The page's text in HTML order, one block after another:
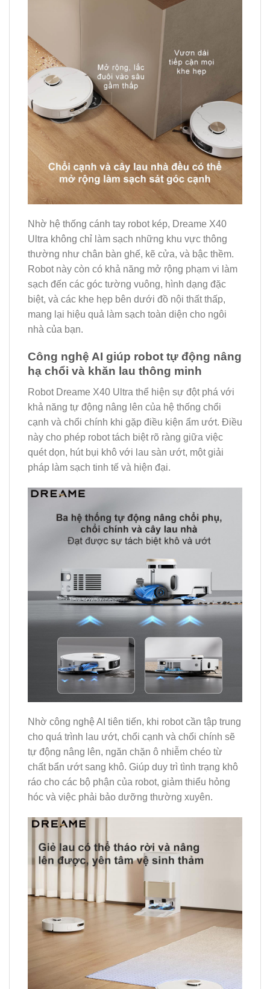
Nhờ hệ thống cánh tay robot kép, Dreame X40
Ultra không chỉ làm sạch những khu vực thông
thường như chân bàn ghế, kẽ cửa, và bậc thềm.
Robot này còn có khả năng mở rộng phạm vi làm
sạch đến các góc tường vuông, hình dạng đặc
biệt, và các khe hẹp bên dưới đồ nội thất thấp,
mang lại hiệu quả làm sạch toàn diện cho ngôi
nhà của bạn.
Công nghệ AI giúp robot tự động nâng
hạ chổi và khăn lau thông minh
Robot Dreame X40 Ultra thể hiện sự đột phá với
khả năng tự động nâng lên của hệ thống chổi
cạnh và chổi chính khi gặp điều kiện ẩm ướt. Điều
này cho phép robot tách biệt rõ ràng giữa việc
quét dọn, hút bụi khô với lau sàn ướt, một giải
pháp làm sạch tinh tế và hiện đại.
Nhờ công nghệ AI tiên tiến, khi robot cần tập trung
cho quá trình lau ướt, chổi cạnh và chổi chính sẽ
tự động nâng lên, ngăn chặn ô nhiễm chéo từ
chất bẩn ướt sang khô. Giúp duy trì tình trạng khô
ráo cho các bộ phận của robot, giảm thiểu hỏng
hóc và việc phải bảo dưỡng thường xuyên.